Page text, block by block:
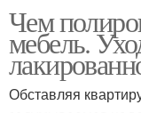
Чем
мебель.
Обставляя